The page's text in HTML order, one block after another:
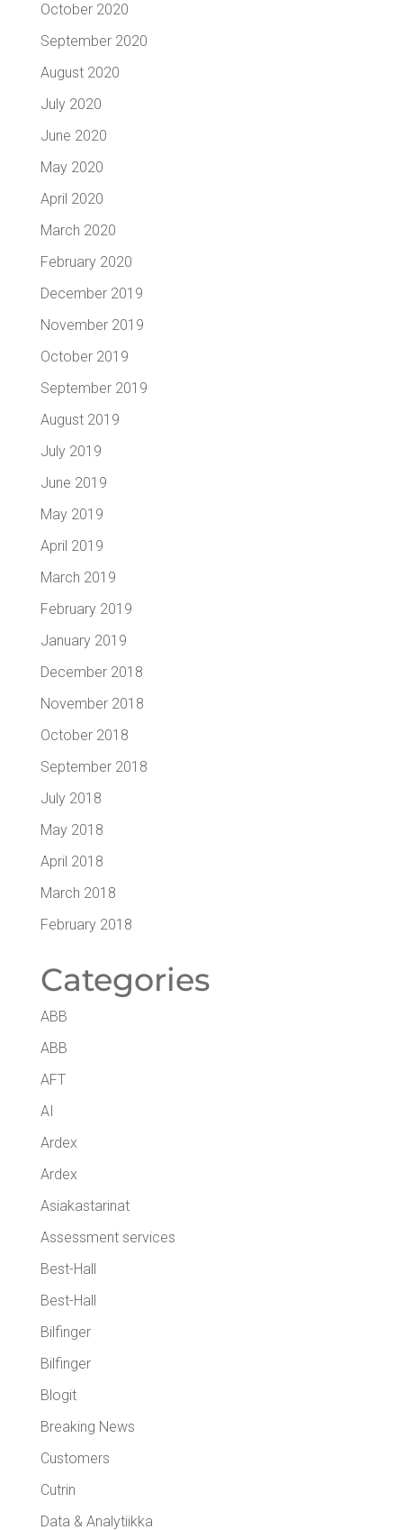
October 2020
September 2020
August 2020
July 2020
June 2020
May 2020
April 2020
March 2020
February 2020
December 2019
November 2019
October 2019
September 2019
August 2019
July 2019
June 2019
May 2019
April 2019
March 2019
February 2019
January 2019
December 2018
November 2018
October 2018
September 2018
July 2018
May 2018
April 2018
March 2018
February 2018
Cate­go­ries
ABB
ABB
AFT
AI
Ardex
Ardex
Asiakastarinat
Assessment services
Best-Hall
Best-Hall
Bilfinger
Bilfinger
Blogit
Breaking News
Customers
Cutrin
Data & Analytiikka